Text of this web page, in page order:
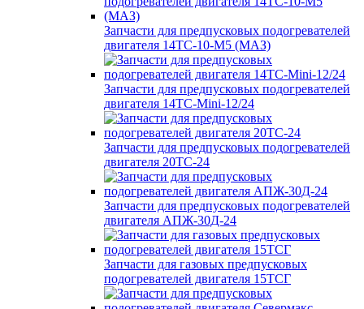
Запчасти для предпусковых подогревателей
двигателя 14ТС-10-М5 (МАЗ)
Запчасти для предпусковых подогревателей
двигателя 14ТС-Mini-12/24
Запчасти для предпусковых подогревателей
двигателя 20ТС-24
Запчасти для предпусковых подогревателей
двигателя АПЖ-30Д-24
Запчасти для газовых предпусковых
подогревателей двигателя 15ТСГ